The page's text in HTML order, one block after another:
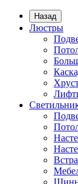
Назад
Люстры